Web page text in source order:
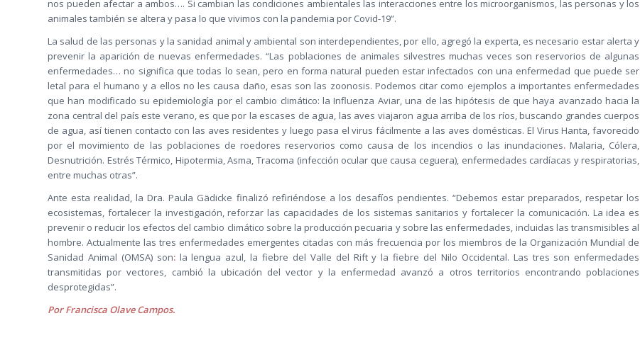
nos pueden afectar a ambos…. Si cambian las condiciones ambientales las interacciones entre los microorganismos, las personas y los
animales también se altera y pasa lo que vivimos con la pandemia por Covid-19”.
La salud de las personas y la sanidad animal y ambiental son interdependientes, por ello, agregó la experta, es necesario estar alerta y
prevenir la aparición de nuevas enfermedades. “Las poblaciones de animales silvestres muchas veces son reservorios de algunas
enfermedades… no significa que todas lo sean, pero en forma natural pueden estar infectados con una enfermedad que puede ser
letal para el humano y a ellos no les causa daño, esas son las zoonosis. Podemos citar como ejemplos a importantes enfermedades
que han modificado su epidemiología por el cambio climático: la Influenza Aviar, una de las hipótesis de que haya avanzado hacia la
zona central del país este verano, es que por la escases de agua, las aves viajaron agua arriba de los ríos, buscando grandes cuerpos
de agua, así tienen contacto con las aves residentes y luego pasa el virus fácilmente a las aves domésticas. El Virus Hanta, favorecido
por el movimiento de las poblaciones de roedores reservorios como causa de los incendios o las inundaciones.Malaria, Cólera,
Desnutrición. Estrés Térmico, Hipotermia, Asma, Tracoma (infección ocular que causa ceguera), enfermedades cardíacas y respiratorias,
entre muchas otras”.
Ante esta realidad, la Dra. Paula Gädicke finalizó refiriéndose a los desafíos pendientes. “Debemos estar preparados, respetar los
ecosistemas, fortalecer la investigación, reforzar las capacidades de los sistemas sanitarios y fortalecer la comunicación. La idea es
prevenir o reducir los efectos del cambio climático sobre la producción pecuaria y sobre las enfermedades, incluidas las transmisibles al
hombre. Actualmente las tres enfermedades emergentes citadas con más frecuencia por los miembros de la Organización Mundial de
Sanidad Animal (OMSA) son: la lengua azul, la fiebre del Valle del Rift y la fiebre del Nilo Occidental. Las tres son enfermedades
transmitidas por vectores, cambió la ubicación del vector y la enfermedad avanzó a otros territorios encontrando poblaciones
desprotegidas”.
Por Francisca Olave Campos.